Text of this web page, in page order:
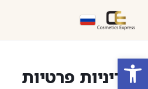
פתח סרגל נגישות
מדיניות פרטיות